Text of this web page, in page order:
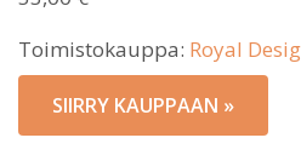
Toimistokauppa: Royal
SIIRRY KAUPPAAN »